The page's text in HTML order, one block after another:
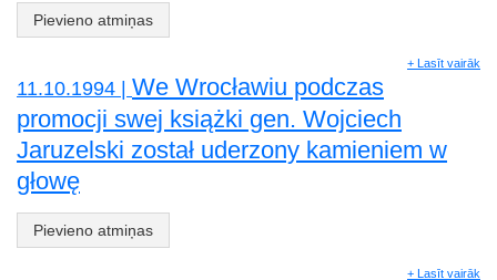
Pievieno atmiņas
+ Lasīt vairāk
11.10.1994 | We Wrocławiu podczas
promocji swej książki gen. Wojciech
Jaruzelski został uderzony kamieniem w
głowę
Pievieno atmiņas
+ Lasīt vairāk